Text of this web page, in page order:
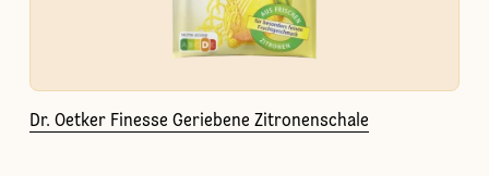
Dr. Oetker Finesse Geriebene Zitronenschale